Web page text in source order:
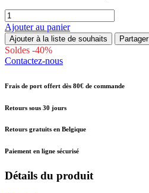
Ajouter au panier
Ajouter à la liste de souhaits Partager
Soldes -40%
Contactez-nous
Frais de port offert dès 80€ de commande
Retours sous 30 jours
Retours gratuits en Belgique
Paiement en ligne sécurisé
Détails du produit